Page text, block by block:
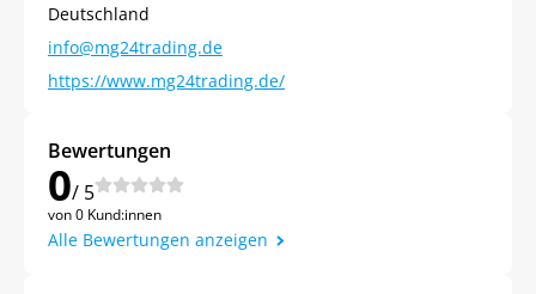
Deutschland
info@mg24trading.de
https://www.mg24trading.de/
Bewertungen
0/ 5
von 0 Kund:innen
Alle Bewertungen anzeigen
Jetzt